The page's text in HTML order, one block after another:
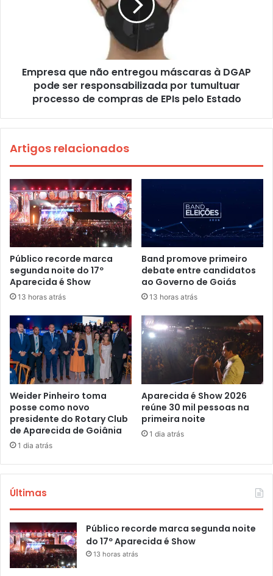
Empresa que não entregou máscaras à DGAP
pode ser responsabilizada por tumultuar
processo de compras de EPIs pelo Estado
Artigos relacionados
Público recorde marca
segunda noite do 17º
Aparecida é Show
13 horas atrás
Band promove primeiro
debate entre candidatos
ao Governo de Goiás
13 horas atrás
Weider Pinheiro toma
posse como novo
presidente do Rotary Club
de Aparecida de Goiânia
1 dia atrás
Aparecida é Show 2026
reúne 30 mil pessoas na
primeira noite
1 dia atrás
Últimas
Público recorde marca segunda noite
do 17º Aparecida é Show
13 horas atrás